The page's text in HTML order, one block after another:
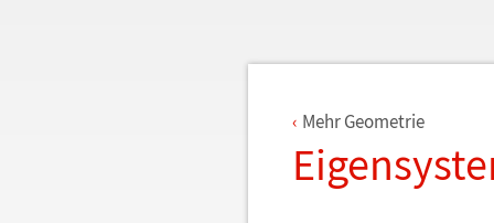
Mehr Geometrie